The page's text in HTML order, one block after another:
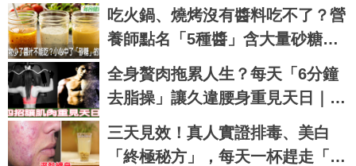
吃火鍋、燒烤沒有醬料吃不了？營
養師點名「5種醬」含大量砂糖，
當心越吃血糖越崩盤｜每日健康 H
ealth
全身贅肉拖累人生？每天「6分鐘
去脂操」讓久違腰身重見天日｜每
日健康Health
三天見效！真人實證排毒、美白
「終極秘方」，每天一杯趕走「濕